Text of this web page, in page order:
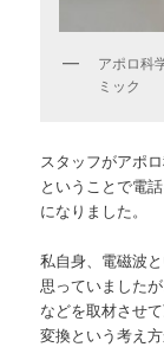
アポロ科
ミック
スタッフがアポ
ということで電
になりました。
私自身、電磁波
思っていました
などを取材させ
変換という考え方